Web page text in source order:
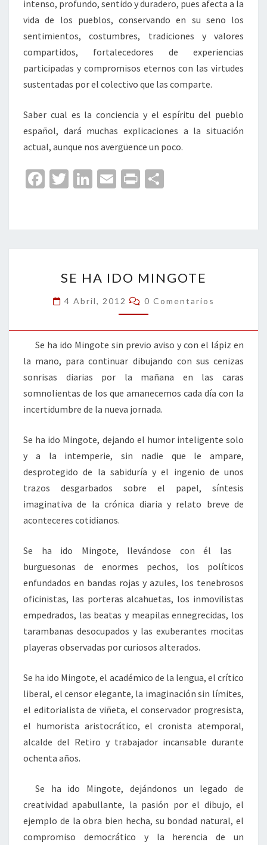
intenso, profundo, sentido y duradero, pues afecta a la
vida de los pueblos, conservando en su seno los
sentimientos, costumbres, tradiciones y valores
compartidos, fortalecedores de experiencias
participadas y compromisos eternos con las virtudes
sustentadas por el colectivo que las comparte.
Saber cual es la conciencia y el espíritu del pueblo
español, dará muchas explicaciones a la situación
actual, aunque nos avergüence un poco.
Fa
o
o
T
er
Li
dI
n
E
l
Pr
p
ar
tir
HA
IDO
MINGOTE
SE HA IDO MINGOTE
4 Abril, 2012 Comentarios
0 Comentarios
Se ha ido Mingote sin previo aviso y con el lápiz en
la mano, para continuar dibujando con sus cenizas
sonrisas diarias por la mañana en las caras
somnolientas de los que amanecemos cada día con la
incertidumbre de la nueva jornada.
Se ha ido Mingote, dejando el humor inteligente solo
y a la intemperie, sin nadie que le ampare,
desprotegido de la sabiduría y el ingenio de unos
trazos desgarbados sobre el papel, síntesis
imaginativa de la crónica diaria y relato breve de
aconteceres cotidianos.
Se ha ido Mingote, llevándose con él las
burguesonas de enormes pechos, los políticos
enfundados en bandas rojas y azules, los tenebrosos
oficinistas, las porteras alcahuetas, los inmovilistas
empedrados, las beatas y meapilas ennegrecidas, los
tarambanas desocupados y las exuberantes mocitas
playeras observadas por curiosos alterados.
Se ha ido Mingote, el académico de la lengua, el crítico
liberal, el censor elegante, la imaginación sin límites,
el editorialista de viñeta, el conservador progresista,
el humorista aristocrático, el cronista atemporal,
alcalde del Retiro y trabajador incansable durante
ochenta años.
Se ha ido Mingote, dejándonos un legado de
creatividad apabullante, la pasión por el dibujo, el
ejemplo de la obra bien hecha, su bondad natural, el
compromiso democrático y la herencia de un